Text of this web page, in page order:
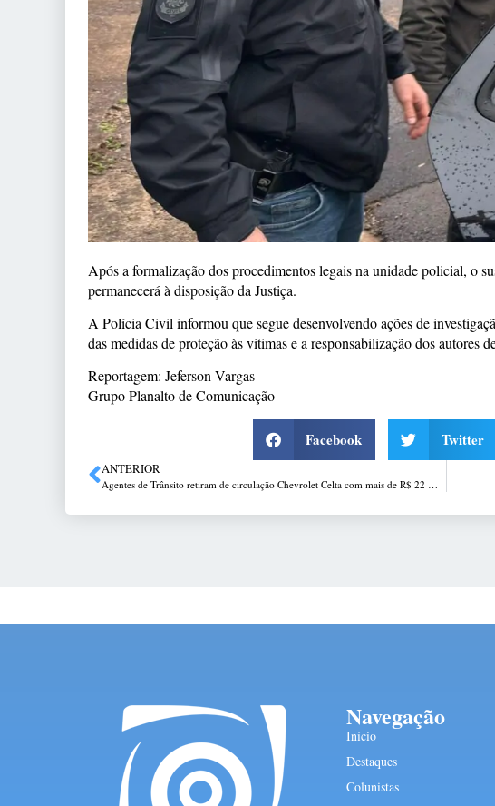
Após a formalização dos procedimentos legais na unidade policial, o
permanecerá à disposição da Justiça.
A Polícia Civil informou que segue desenvolvendo ações de
das medidas de proteção às vítimas e a responsabilização dos autores
Reportagem: Jeferson Vargas
Grupo Planalto de Comunicação
Facebook Twitter
ANTERIOR
Agentes de Trânsito retiram de circulação Chevrolet Celta com mais de R$ 22 mil em débitos em Passo Fundo
Navegação
Início
Destaques
Colunistas